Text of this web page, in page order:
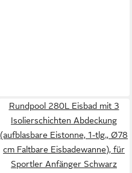
Rundpool 280L Eisbad mit 3
Isolierschichten Abdeckung
(aufblasbare Eistonne, 1-tlg., Ø78
cm Faltbare Eisbadewanne), für
Sportler Anfänger Schwarz